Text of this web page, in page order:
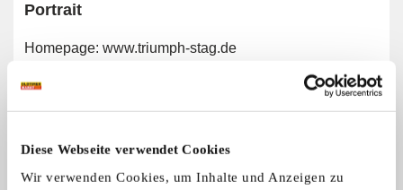
Diese Webseite verwendet Cookies
Wir verwenden Cookies, um Inhalte und Anzeigen zu
Portrait
Homepage: www.triumph-stag.de
Allgemeine Angaben
Triumph